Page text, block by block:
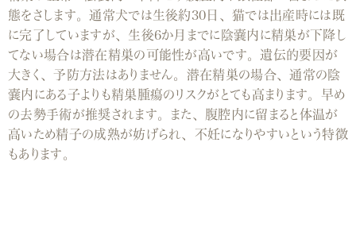
態をさします。通常犬では生後約30日、猫では出産時には既
に完了していますが、生後6か月までに陰嚢内に精巣が下降し
てない場合は潜在精巣の可能性が高いです。遺伝的要因が
大きく、予防方法はありません。潜在精巣の場合、通常の陰
嚢内にある子よりも精巣腫瘍のリスクがとても高まります。早め
の去勢手術が推奨されます。また、腹腔内に留まると体温が
高いため精子の成熟が妨げられ、不妊になりやすいという特徴
もあります。